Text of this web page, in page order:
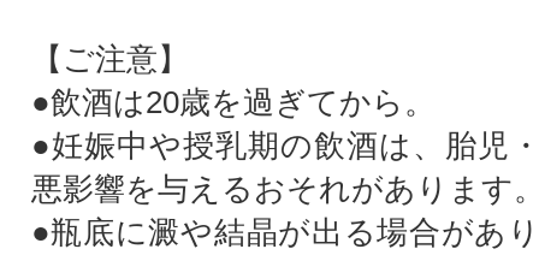
【ご注意】
●飲酒は20歳を過ぎてから。
●妊娠中や授乳期の飲酒は、胎児
悪影響を与えるおそれがあり
●瓶底に澱や結晶が出る場合があ